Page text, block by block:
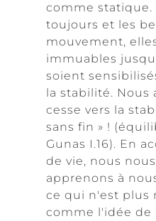
comme statique.
toujours et les
mouvement,
immuables
soient
la stabilité. Nous
cesse vers la
sans fin » !
Gunas I.16). En
de vie, nous
apprenons à
ce qui n'est plus
comme l'idée de